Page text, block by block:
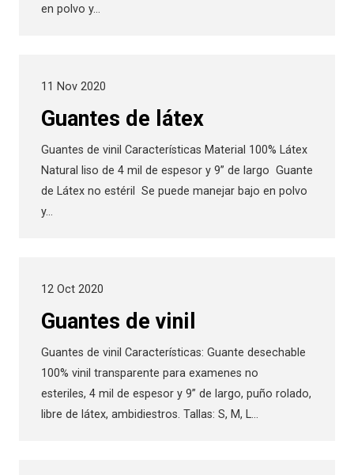
en polvo y…
11 Nov 2020
Guantes de látex
Guantes de vinil Características Material 100% Látex
Natural liso de 4 mil de espesor y 9” de largo Guante
de Látex no estéril Se puede manejar bajo en polvo
y…
12 Oct 2020
Guantes de vinil
Guantes de vinil Características: Guante desechable
100% vinil transparente para examenes no
esteriles, 4 mil de espesor y 9” de largo, puño rolado,
libre de látex, ambidiestros. Tallas: S, M, L…